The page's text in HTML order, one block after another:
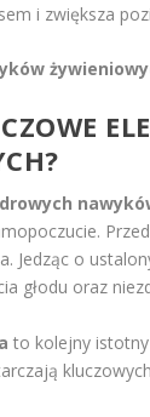
i zwiększa
Jedząc o
głodu oraz
to kolejny